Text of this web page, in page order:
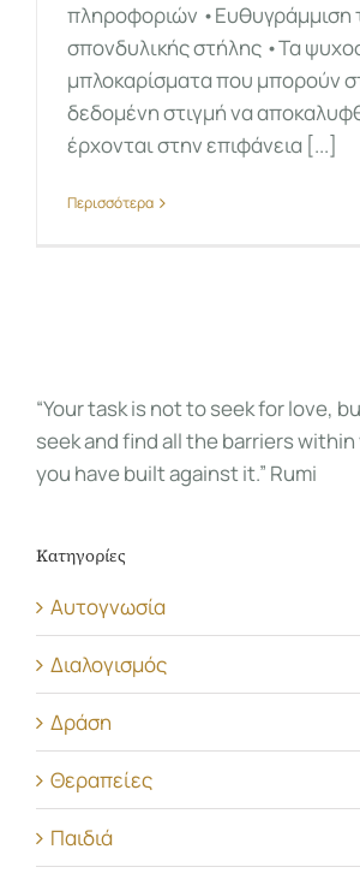
πληροφοριών •Ευθυγράμμιση
σπονδυλικής στήλης •Τα
μπλοκαρίσματα που μπορούν
δεδομένη στιγμή να
έρχονται στην επιφάνεια [...]
Περισσότερα
“Your task is not to seek for love,
seek and find all the barriers
you have built against it.” Rumi
Κατηγορίες
Αυτογνωσία
Διαλογισμός
Δράση
Θεραπείες
Παιδιά